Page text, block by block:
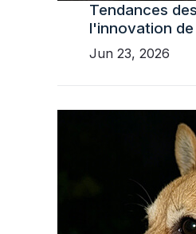
Tendances
l'innovation de
Jun 23, 2026